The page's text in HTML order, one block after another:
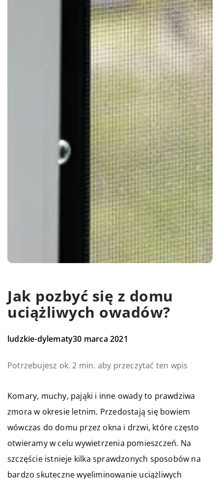
Jak pozbyć się z domu
uciążliwych owadów?
ludzkie-dylematy30 marca 2021
Potrzebujesz ok. 2 min. aby przeczytać ten wpis
Komary, muchy, pająki i inne owady to prawdziwa
zmora w okresie letnim. Przedostają się bowiem
wówczas do domu przez okna i drzwi, które często
otwieramy w celu wywietrzenia pomieszczeń. Na
szczęście istnieje kilka sprawdzonych sposobów na
bardzo skuteczne wyeliminowanie uciążliwych